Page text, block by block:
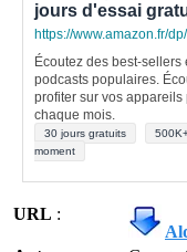
jours d'essai
https://www.amazon.fr/
Écoutez des best-
podcasts populaires.
profiter sur vos
chaque mois.
30 jours gratuits
moment
URL :